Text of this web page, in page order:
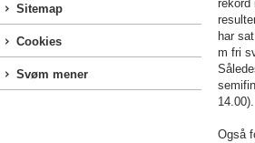
Sitemap
Cookies
Svøm mener
rekord
har
m fri
14.00).
Også